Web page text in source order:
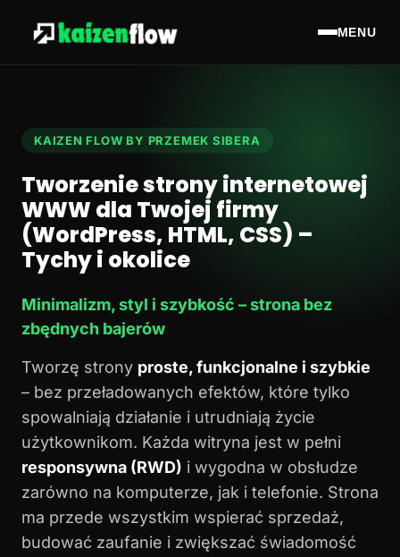
MENU
KAIZEN FLOW BY PRZEMEK SIBERA
Tworzenie strony internetowej
WWW dla Twojej firmy
(WordPress, HTML, CSS) –
Tychy i okolice
Minimalizm, styl i szybkość – strona bez
zbędnych bajerów
Tworzę strony proste, funkcjonalne i szybkie
– bez przeładowanych efektów, które tylko
spowalniają działanie i utrudniają życie
użytkownikom. Każda witryna jest w pełni
responsywna (RWD) i wygodna w obsłudze
zarówno na komputerze, jak i telefonie. Strona
ma przede wszystkim wspierać sprzedaż,
budować zaufanie i zwiększać świadomość